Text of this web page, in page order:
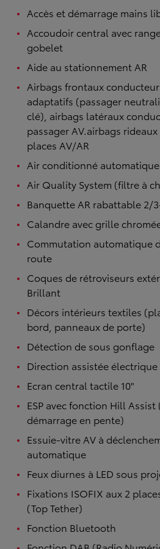
Accès et démarrage mains
Accoudoir central avec
gobelet
Aide au stationnement AR
Airbags frontaux
adaptatifs (passager
clé), airbags latéraux
passager AV.airbags
places AV/AR
Air conditionné
Air Quality System (filtre à
Banquette AR rabattable 2/
Calandre avec grille
Commutation automatique
route
Coques de rétroviseurs
Brillant
Décors intérieurs textiles
bord, panneaux de porte)
Détection de sous gonflage
Direction assistée électrique
Ecran central tactile 10"
ESP avec fonction Hill Assist
démarrage en pente)
Essuie-vitre AV à
automatique
Feux diurnes à LED sous
Fixations ISOFIX aux 2
(Top Tether)
Fonction Bluetooth